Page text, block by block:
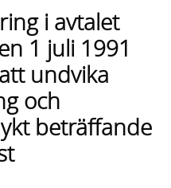
i avtalet
1 juli 1991
undvika
och
beträffande